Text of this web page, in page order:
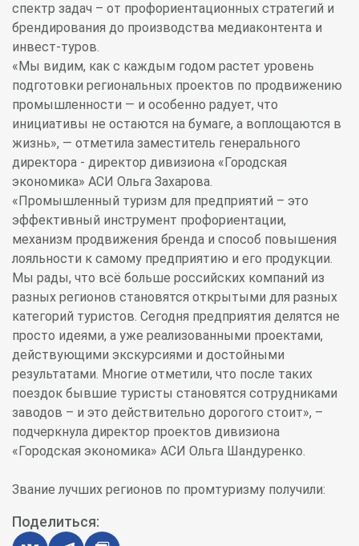
спектр задач – от профориентационных стратегий и
брендирования до производства медиаконтента и
инвест-туров.
«Мы видим, как с каждым годом растет уровень
подготовки региональных проектов по продвижению
промышленности — и особенно радует, что
инициативы не остаются на бумаге, а воплощаются в
жизнь», — отметила заместитель генерального
директора - директор дивизиона «Городская
экономика» АСИ Ольга Захарова.
«Промышленный туризм для предприятий – это
эффективный инструмент профориентации,
механизм продвижения бренда и способ повышения
лояльности к самому предприятию и его продукции.
Мы рады, что всё больше российских компаний из
разных регионов становятся открытыми для разных
категорий туристов. Сегодня предприятия делятся не
просто идеями, а уже реализованными проектами,
действующими экскурсиями и достойными
результатами. Многие отметили, что после таких
поездок бывшие туристы становятся сотрудниками
заводов – и это действительно дорогого стоит», –
подчеркнула директор проектов дивизиона
«Городская экономика» АСИ Ольга Шандуренко.
Звание лучших регионов по промтуризму получили:
Поделиться: